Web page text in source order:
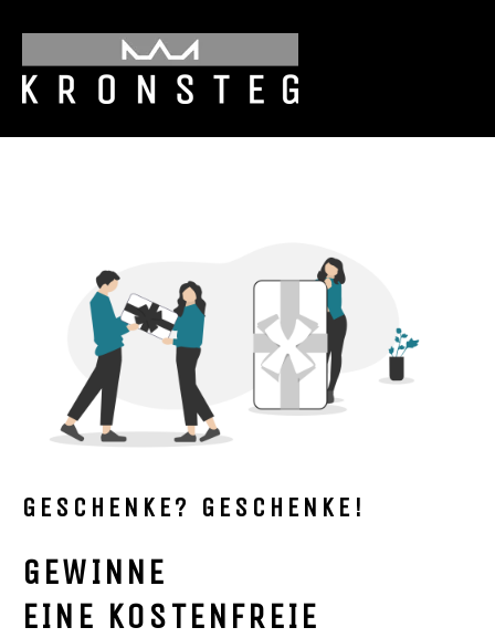
GESCHENKE? GESCHENKE!
GEWINNE
EINE KOSTENFREIE